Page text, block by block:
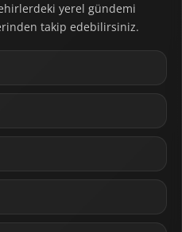
yerel gündemi
takip edebilirsiniz.